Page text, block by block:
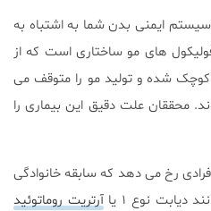
ایمنی بدن شما به اشتباه به
های مو ساختاری است که از
شده و تولید مو را متوقف می
محققان علت دقیق این بیماری را
رخ می دهد که سابقه خانوادگی
نوع ۱ یا
آرتریت روماتوئید